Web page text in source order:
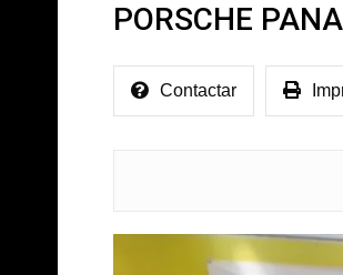
PORSCHE
Contactar